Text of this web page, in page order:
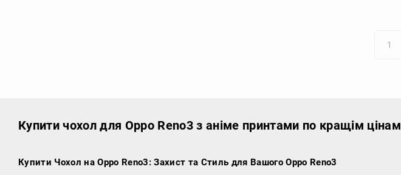
1
Купити чохол для Oppo Reno3 з аніме принтами по кращім цінам
Купити Чохол на Oppo Reno3: Захист та Стиль для Вашого Oppo Reno3